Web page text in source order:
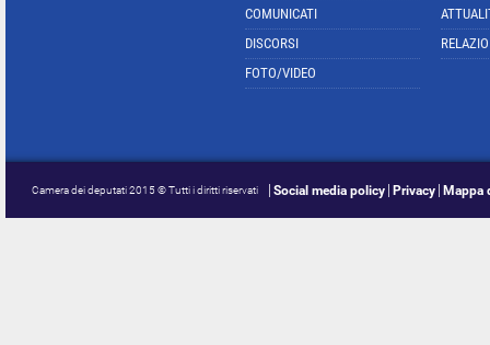
COMUNICATI
DISCORSI
FOTO/VIDEO
Camera dei deputati 2015 © Tutti i diritti riservati Social media policy Privacy Mappa